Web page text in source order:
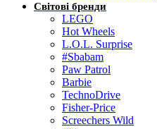
Світові бренди
LEGO
Hot Wheels
L.O.L. Surprise
#Sbabam
Paw Patrol
Barbie
TechnoDrive
Fisher-Price
Screechers Wild